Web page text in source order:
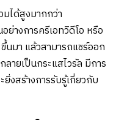
ได้สูงมากกว่า
ย่างการครีเอทวิดีโอ หรือ
มา แล้วสามารถแชร์ออก
ายเป็นกระแสไวรัล มีการ
ยิ่งสร้างการรับรู้เกี่ยวกับ